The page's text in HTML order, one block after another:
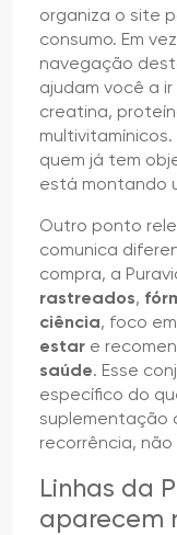
organiza o site
consumo. Em
navegação
ajudam você a
creatina,
quem já tem
está montando
Outro ponto
comunica
compra, a
rastreados,
ciência, foco em
estar e
saúde. Esse
específico do
suplementação
recorrência,
Linhas da
aparecem